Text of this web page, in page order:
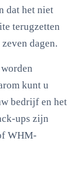
dat het niet
terugzetten
dagen.
kunt u
bedrijf en het
ups zijn
WHM-